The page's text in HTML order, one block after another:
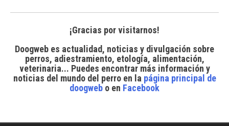
¡Gracias por visitarnos!
Doogweb es actualidad, noticias y divulgación sobre
perros, adiestramiento, etología, alimentación,
veterinaria... Puedes encontrar más información y
noticias del mundo del perroen la página principal de
doogweb o en Facebook